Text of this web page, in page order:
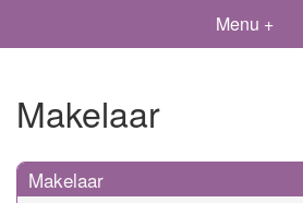
Menu +
Makelaar
Makelaar